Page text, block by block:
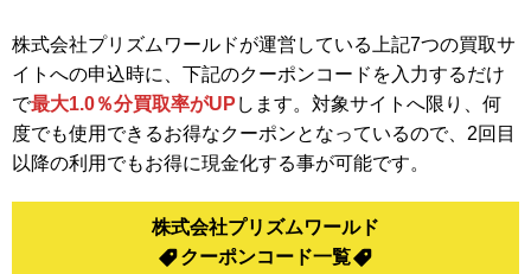
株式会社プリズムワールドが運営している上記7つの買取サ
イトへの申込時に、下記のクーポンコードを入力するだけ
で最大1.0％分買取率がUP します。 対象サイトへ限り、何
度でも使用できるお得なクーポンとなっているので、2回目
以降の利用でもお得に現金化する事が可能です。
株式会社プリズムワールド
クーポンコード一覧